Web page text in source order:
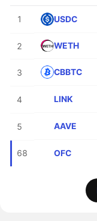
1 USDC
2 WETH
3 CBBTC
4 LINK
5 AAVE
68 OFC